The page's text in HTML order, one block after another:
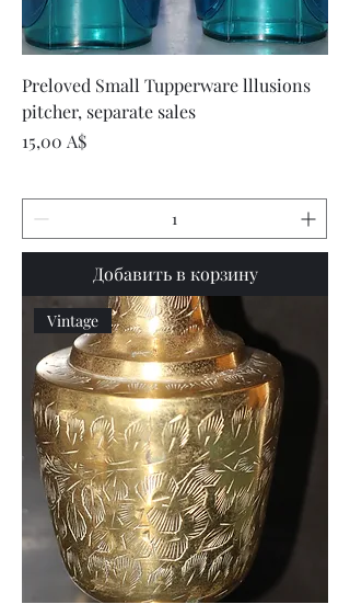
Preloved Small Tupperware lllusions
pitcher, separate sales
Цена
15,00 A$
Добавить в корзину
Vintage